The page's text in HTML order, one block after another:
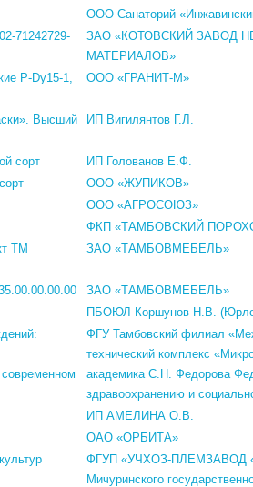
ООО Санаторий
71242729-
ЗАО «КОТОВСКИЙ ЗАВОД
МАТЕРИАЛОВ»
Р-Dy15-1,
ООО «ГРАНИТ-М»
Высший
ИП Вигилянтов Г.Л.
сорт ИП Голованов Е.Ф.
ООО «ЖУПИКОВ»
ООО «АГРОСОЮЗ»
ФКП «ТАМБОВСКИЙ
ТМ
ЗАО «ТАМБОВМЕБЕЛЬ»
ЗАО «ТАМБОВМЕБЕЛЬ»
ПБОЮЛ Коршунов Н.В.
ФГУ Тамбовский филиал
технический комплекс
академика С.Н. Федорова
здравоохранению и
ИП АМЕЛИНА О.В.
ОАО «ОРБИТА»
ФГУП «УЧХОЗ-
Мичуринского